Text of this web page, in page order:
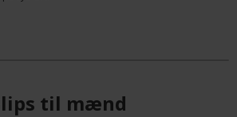
til mænd